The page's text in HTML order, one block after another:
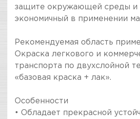
защите окружающей среды и
экономичный в применении
Рекомендуемая область
Окраска легкового и
транспорта по двухслойной
«базовая краска + лак».
Особенности
• Обладает прекрасной